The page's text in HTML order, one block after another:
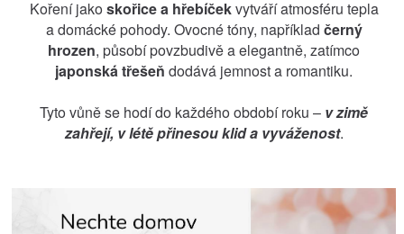
Koření jako skořice a hřebíčekvytváří atmosféru tepla
a domácké pohody. Ovocné tóny, například černý
hrozen, působí povzbudivě a elegantně, zatímco
japonská třešeň dodává jemnost a romantiku.
Tyto vůně se hodí do každého období roku – v zimě
zahřejí, v létě přinesou klid a vyváženost.